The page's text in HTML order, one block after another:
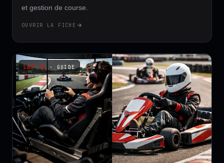
et gestion de course.
OUVRIR LA FICHE
· GUIDE